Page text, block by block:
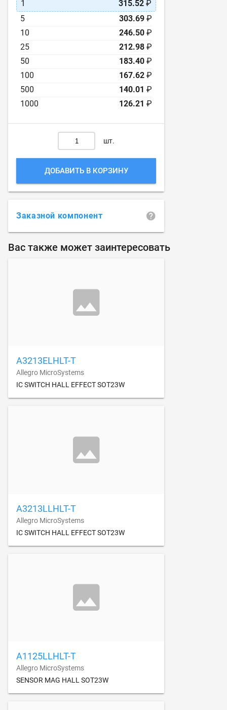
1 315.52 ₽
5
303.69 ₽
10
246.50 ₽
25
212.98 ₽
50
183.40 ₽
100
167.62 ₽
500
140.01 ₽
1000
126.21 ₽
шт.
ДОБАВИТЬ В КОРЗИНУ
Заказной компонент
Вас также может заинтересовать
A3213ELHLT-T
Allegro MicroSystems
IC SWITCH HALL EFFECT SOT23W
A3213LLHLT-T
Allegro MicroSystems
IC SWITCH HALL EFFECT SOT23W
A1125LLHLT-T
Allegro MicroSystems
SENSOR MAG HALL SOT23W